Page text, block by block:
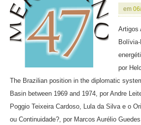
em
Artigos
por
The Brazilian position in the diplomatic
Basin between 1969 and 1974, por Andre
Poggio Teixeira Cardoso, Lula da Silva e o
ou Continuidade?, por Marcos Aurélio